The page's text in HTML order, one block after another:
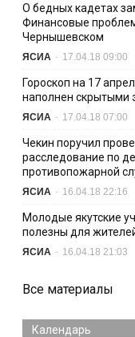
О бедных кадетах
Финансовые
Чернышевском
ЯСИА - 17.04.18 09:00
Гороскоп на 17
наполнен скрытыми
ЯСИА - 17.04.18 07:00
Чекин поручил
расследование по
противопожарной
ЯСИА - 16.04.18 22:16
Молодые якутские
полезны для
ЯСИА - 16.04.18 21:03
Все материалы
Календарь